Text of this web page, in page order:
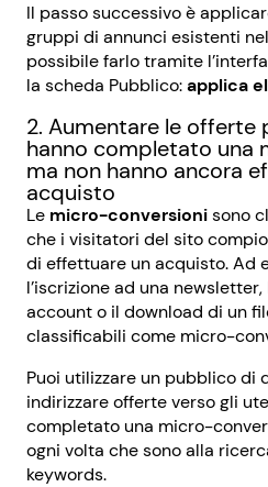
Il passo successivo è
gruppi di annunci esistenti
possibile farlo tramite
la scheda Pubblico:applica
2. Aumentare le offerte
hanno completato una
ma non hanno ancora
acquisto
Le micro-conversionisono
che i visitatori del sito
di effettuare un acquisto. Ad
l’iscrizione ad una
account o il download di un
classificabili come micro-
Puoi utilizzare un pubblico di
indirizzare offerte verso gli
completato una micro-
ogni volta che sono alla
keywords.